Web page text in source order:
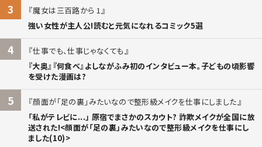
3
魔女は三百路から 1
強い女性が主人公!読むと元気になれるコミック5選
4
仕事でも、仕事じゃなくても
『大奥』『何食べ』よしながふみ初のインタビュー本。子どもの頃影響
を受けた漫画は?
5
顔面が「足の裏」みたいなので整形級メイクを仕事にしました
「私がテレビに...」 原宿でまさかのスカウト? 詐欺メイクが全国に放
送された!<顔面が「足の裏」みたいなので整形級メイクを仕事にし
ました(10)>